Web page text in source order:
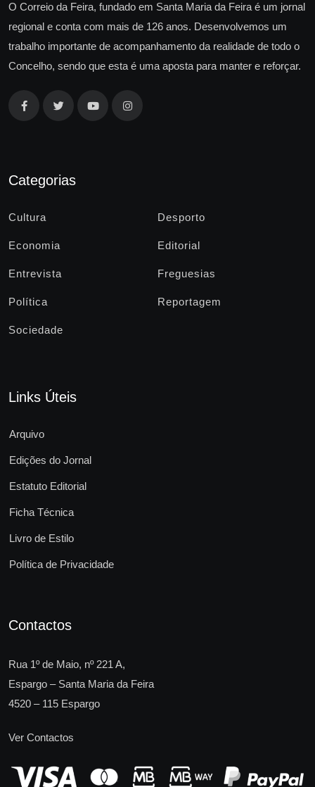
O Correio da Feira, fundado em Santa Maria da Feira é um jornal
regional e conta com mais de 126 anos. Desenvolvemos um
trabalho importante de acompanhamento da realidade de todo o
Concelho, sendo que esta é uma aposta para manter e reforçar.
Categorias
Cultura Desporto
Economia Editorial
Entrevista Freguesias
Política Reportagem
Sociedade
Links Úteis
Arquivo
Edições do Jornal
Estatuto Editorial
Ficha Técnica
Livro de Estilo
Política de Privacidade
Contactos
Rua 1º de Maio, nº 221 A,
Espargo – Santa Maria da Feira
4520 – 115 Espargo
Ver Contactos